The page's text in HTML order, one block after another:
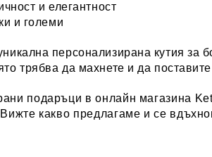
и елегантност
и големи
персонализирана кутия за
трябва да махнете и да
подаръци в онлайн магазина
какво предлагаме и се